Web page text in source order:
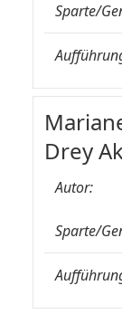
Sparte/
Drey
Autor:
Sparte/